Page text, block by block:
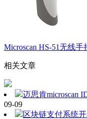
Microscan HS-51无线
相关文章
迈思肯microscan
09-09
区块链支付系统开